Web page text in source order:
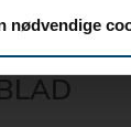
nødvendige